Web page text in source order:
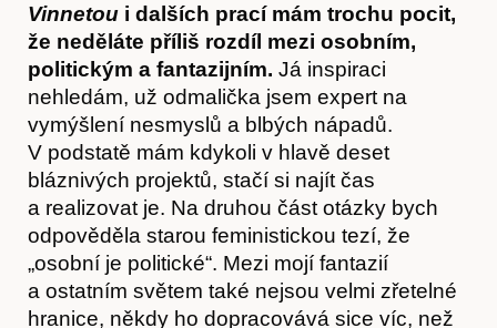
Časopis
Vinnetou i dalších prací mám trochu pocit,
že neděláte příliš rozdíl mezi osobním,
politickým a fantazijním. Já inspiraci
nehledám, už odmalička jsem expert na
vymýšlení nesmyslů a blbých nápadů.
V podstatě mám kdykoli v hlavě deset
bláznivých projektů, stačí si najít čas
a realizovat je. Na druhou část otázky bych
odpověděla starou feministickou tezí, že
„osobní je politické“. Mezi mojí fantazií
a ostatním světem také nejsou velmi zřetelné
hranice, někdy ho dopracovává sice víc, než